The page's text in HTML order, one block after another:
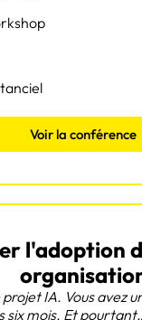
Voir la conférence
l'adoption
IA. Vous avez
six mois. Et